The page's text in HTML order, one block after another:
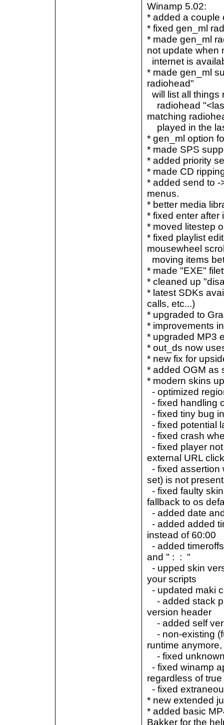
Winamp 5.02:
* added a couple
* fixed gen_ml
* made gen_ml
not update when
internet is
* made gen_ml
radiohead"
will list all things
radiohead
matching
played in the
* gen_ml option
* made SPS
* added priority
* made CD
* added send to -
menus.
* better media
* fixed enter after
* moved litestep
* fixed playlist
mousewheel
moving items
* made "EXE"
* cleaned up
* latest SDKs
calls, etc...)
* upgraded to
* improvements
* upgraded MP3
* out_ds now
* new fix for
* added OGM as
* modern skins
- optimized
- fixed handling
- fixed tiny bug
- fixed potential
- fixed crash
- fixed player
external URL click
- fixed assertion
set) is not
- fixed faulty
fallback to os
- added date
- added added
instead of 60:00
- added
and " : : "
- upped skin
your scripts
- updated maki
- added stack
version header
- added self
- non-existing
runtime anymore,
- fixed
- fixed winamp
regardless of
- fixed
* new extended
* added basic
Bakker for the